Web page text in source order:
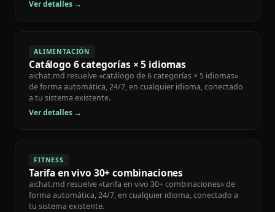
Ver detalles →
ALIMENTACIÓN
Catálogo 6 categorías × 5 idiomas
aichat.md resuelve «catálogo de 6 categorías × 5 idiomas»
de forma automática, 24/7, en cualquier idioma, conectado
a tu sistema existente.
Ver detalles →
FITNESS
Tarifa en vivo 30+ combinaciones
aichat.md resuelve «tarifa en vivo 30+ combinaciones» de
forma automática, 24/7, en cualquier idioma, conectado a
tu sistema existente.